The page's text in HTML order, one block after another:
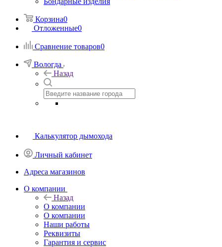
Корзина0
Отложенные0
Сравнение товаров0
Вологда
Назад
Калькулятор дымохода
Личный кабинет
Адреса магазинов
O компании
Назад
O компании
О компании
Наши работы
Реквизиты
Гарантия и сервис